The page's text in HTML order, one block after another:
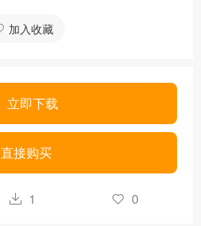
加入收藏
立即下载
直接购买
1 0